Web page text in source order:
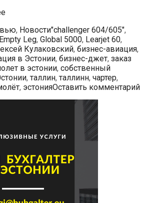
Алексей
«Готовы
предложить
подходящую
цену
нашим
клиентам,
стараясь
сократить
, НовостиМетки
"challenger 604/605",
Empty Leg, Global 5000, Learjet 60,
Кулаковский, бизнес-авиация,
в Эстонии, бизнес-джет, заказ
в эстонии, собственный
, таллин, таллинн, чартер,
, эстонияОставить комментарий